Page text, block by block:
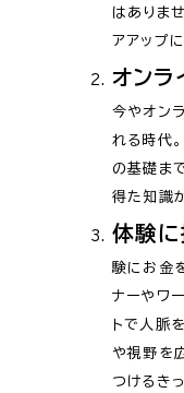
はありま
アアップ
オンラ
今やオン
れる時代
の基礎ま
得た知識
体験
験にお金
ナーやワ
トで人脈
や視野を
つけるき